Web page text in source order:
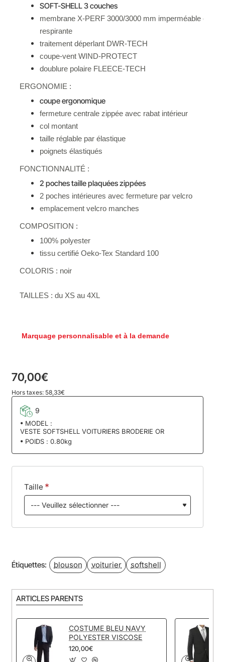
SOFT-SHELL 3 couches
membrane X-PERF 3000/3000 mm imperméable et
respirante
traitement déperlant DWR-TECH
coupe-vent WIND-PROTECT
doublure polaire FLEECE-TECH
ERGONOMIE :
coupe ergonomique
fermeture centrale zippée avec rabat intérieur
col montant
taille réglable par élastique
poignets élastiqués
FONCTIONNALITÉ :
2 poches taille plaquées zippées
2 poches intérieures avec fermeture par velcro
emplacement velcro manches
COMPOSITION :
100% polyester
tissu certifié Oeko-Tex Standard 100
COLORIS : noir
TAILLES : du XS au 4XL
Marquage personnalisable et à la demande
70,00€
Hors taxes: 58,33€
9
MODEL :
VESTE SOFTSHELL VOITURIERS BRODERIE OR
POIDS : 0.80kg
Taille
Étiquettes: blouson voiturier softshell
ARTICLES PARENTS
COSTUME BLEU NAVY
POLYESTER VISCOSE
120,00€